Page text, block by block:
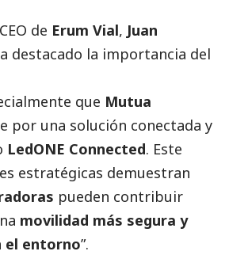
de Erum Vial, Juan
destacado la importancia del
que Mutua
por una solución conectada y
LedONE Connected. Este
estratégicas demuestran
pueden contribuir
movilidad más segura y
el entorno”.